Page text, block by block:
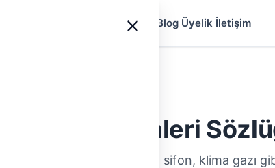
Rehberler Blog Üyelik İletişim
Tesisat Terimleri
kombi, kaçak akım rölesi, sifon, klima gazı